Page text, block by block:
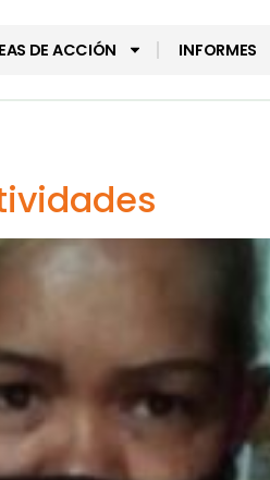
DE ACCIÓN INFORMES